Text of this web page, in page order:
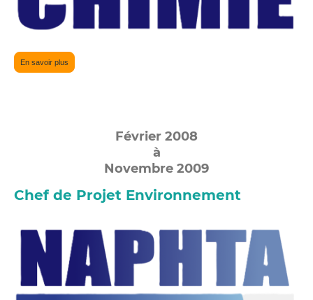
En savoir plus
Février 2008
à
Novembre 2009
Chef de Projet Environnement